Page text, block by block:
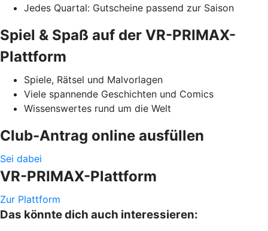
Jedes Quartal: Gutscheine passend zur Saison
Spiel & Spaß auf der VR-PRIMAX-
Plattform
Spiele, Rätsel und Malvorlagen
Viele spannende Geschichten und Comics
Wissenswertes rund um die Welt
Club-Antrag online ausfüllen
Sei dabei
VR-PRIMAX-Plattform
Zur Plattform
Das könnte dich auch interessieren: